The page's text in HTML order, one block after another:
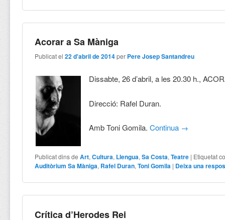
Acorar a Sa Màniga
Publicat el22 d'abril de 2014 per Pere Josep Santandreu
Dissabte, 26 d’abril, a les 20.30 h.,
Direcció: Rafel Duran.
Amb Toni Gomila.Continua →
Publicat dins de Art,Cultura, Llengua,Sa Costa,Teatre | Etiquetat
Auditòrium Sa Màniga, Rafel Duran,Toni Gomila | Deixa una
Crítica d’Herodes Rei